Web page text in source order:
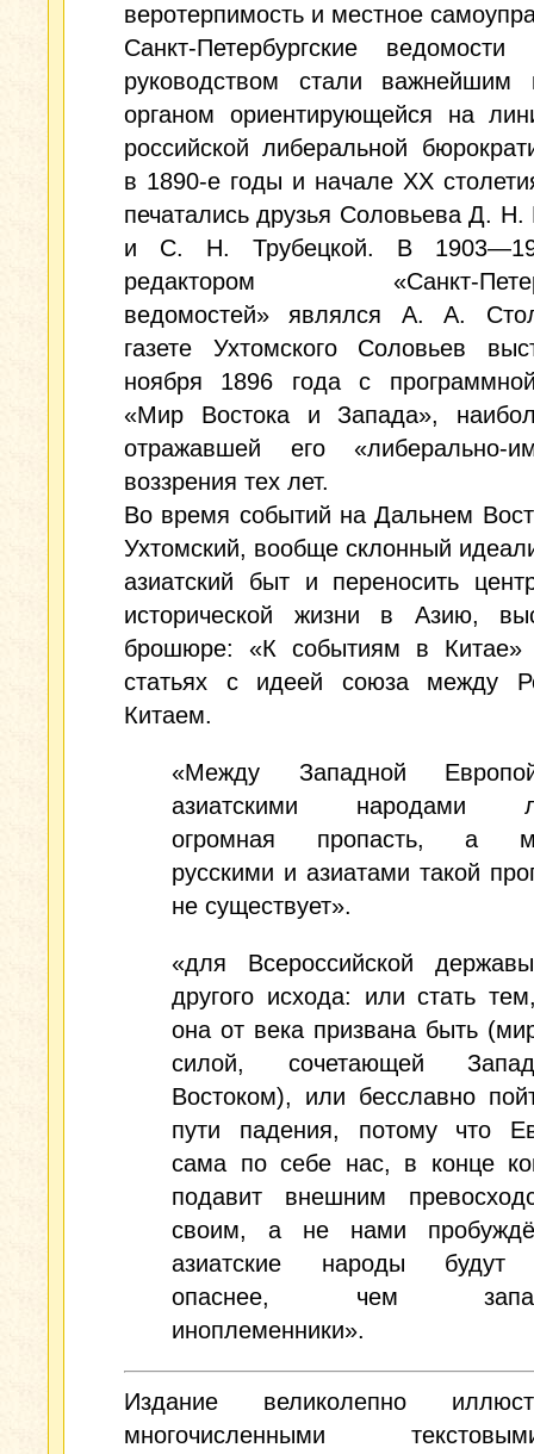
веротерпимость и местное
Санкт-Петербургские
руководством стали важнейшим
органом ориентирующейся на
российской либеральной
в 1890-е годы и начале XX
печатались друзья Соловьева Д. Н.
и С. Н. Трубецкой. В
редактором «Санкт-
ведомостей» являлся А. А.
газете Ухтомского Соловьев
ноября 1896 года с
«Мир Востока и Запада»,
отражавшей его «либерально-
воззрения тех лет.
Во время событий на Дальнем
Ухтомский, вообще склонный
азиатский быт и переносить
исторической жизни в Азию,
брошюре: «К событиям в Китае»
статьях с идеей союза между
Китаем.
«Между Западной
азиатскими народами
огромная пропасть, а
русскими и азиатами такой
не существует».
«для Всероссийской
другого исхода: или стать
она от века призвана быть
силой, сочетающей
Востоком), или бесславно
пути падения, потому что
сама по себе нас, в конце
подавит внешним
своим, а не нами
азиатские народы
опаснее, чем
иноплеменники».
Издание великолепно
многочисленными